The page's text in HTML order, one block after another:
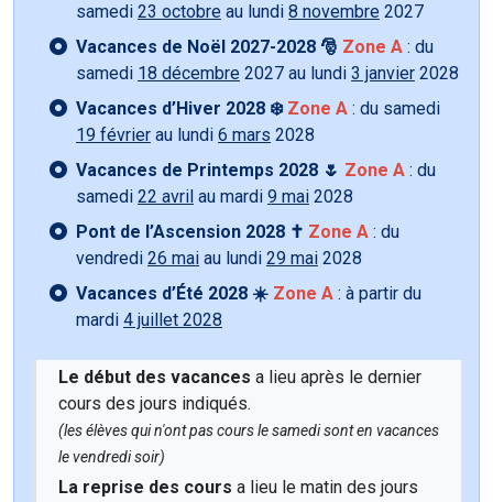
samedi 23 octobre au lundi 8 novembre 2027
Vacances de Noël 2027-2028 🎅 Zone A : du
samedi 18 décembre 2027 au lundi 3 janvier 2028
Vacances d’Hiver 2028 ❄️ Zone A : du samedi
19 février au lundi 6 mars 2028
Vacances de Printemps 2028 🌷 Zone A : du
samedi 22 avril au mardi 9 mai 2028
Pont de l’Ascension 2028 ✝️ Zone A : du
vendredi 26 mai au lundi 29 mai 2028
Vacances d’Été 2028 ☀️ Zone A : à partir du
mardi 4 juillet 2028
Le début des vacances a lieu après le dernier
cours des jours indiqués.
(les élèves qui n'ont pas cours le samedi sont en vacances
le vendredi soir)
La reprise des cours a lieu le matin des jours